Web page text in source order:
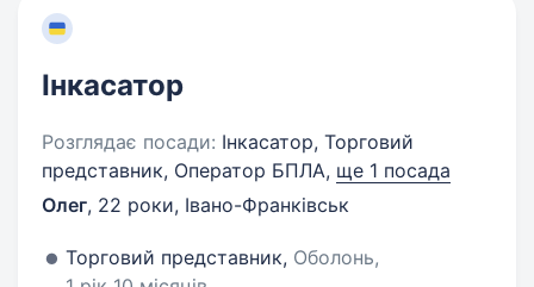
Інкасатор
Розглядає посади: Інкасатор, Торговий
представник, Оператор БПЛА, ще 1 посада
Олег, 22 роки, Івано-Франківськ
Торговий представник, Оболонь,